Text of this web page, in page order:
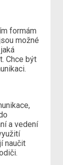
formám
možné
Chce být
a vedení
naučit